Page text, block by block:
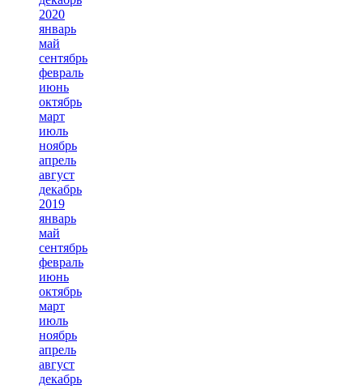
2020
январь
май
сентябрь
февраль
июнь
октябрь
март
июль
ноябрь
апрель
август
декабрь
2019
январь
май
сентябрь
февраль
июнь
октябрь
март
июль
ноябрь
апрель
август
декабрь